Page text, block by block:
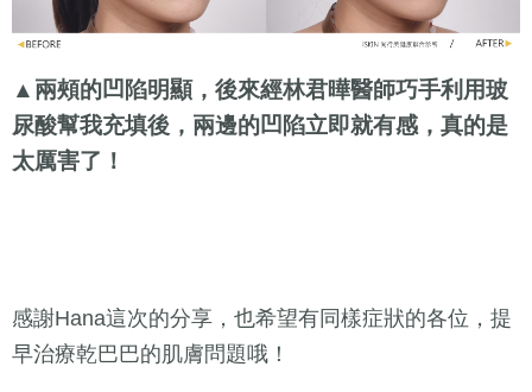
▲兩頰的凹陷明顯，後來經林君曄醫師巧手利用玻
尿酸幫我充填後，兩邊的凹陷立即就有感，真的是
太厲害了！
感謝Hana這次的分享，也希望有同樣症狀的各位，提
早治療乾巴巴的肌膚問題哦！